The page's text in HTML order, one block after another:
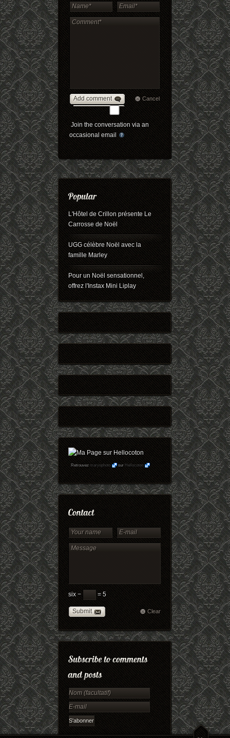
Add comment Cancel
Join the conversation via an
occasional email
L'Hôtel de Crillon présente Le
Carrosse de Noël
UGG célèbre Noël avec la
famille Marley
Pour un Noël sensationnel,
offrez l'Instax Mini Liplay
Retrouvezmaryophoto surHellocoton
six − = 5
Submit Clear